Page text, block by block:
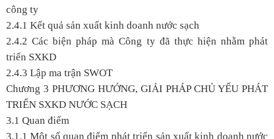
công ty
2.4.1 Kết quả sản xuất kinh doanh nước sạch
2.4.2 Các biện pháp mà Công ty đã thực hiện nhằm phát
triển SXKD
2.4.3 Lập ma trận SWOT
Chương 3 PHƯƠNG HƯỚNG, GIẢI PHÁP CHỦ YẾU PHÁT
TRIỂN SXKD NƯỚC SẠCH
3.1 Quan điểm
3.1.1 Một số quan điểm phát triển sản xuất kinh doanh nước